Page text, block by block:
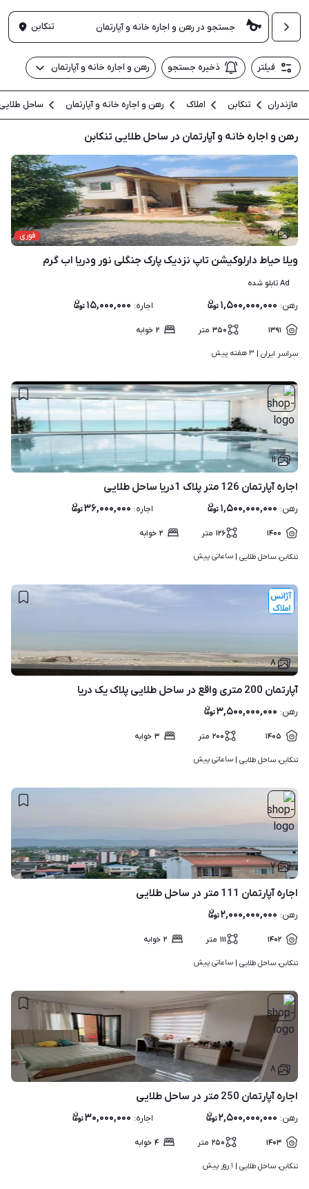
تنکابن
فیلتر ذخیره جستجو رهن و اجاره خانه و آپارتمان
مازندران تنکابن املاک رهن و اجاره خانه و آپارتمان ساحل
رهن و اجاره خانه و آپارتمان در ساحل طلایی تنکابن
فوری ۷
ویلا حیاط دارلوکیشن تاپ نزدیک پارک جنگلی نور ودریا اب گرم
Ad تابلو شده
رهن: ۱,۵۰۰,۰۰۰,۰۰۰ اجاره: ۱۵,۰۰۰,۰۰۰
۱۳۹۱ ۳۵۰ متر ۲ خوابه
سراسر ایران | ۳ هفته پیش
۱۱
اجاره آپارتمان 126 متر پلاک 1دریا ساحل طلایی
رهن: ۱,۵۰۰,۰۰۰,۰۰۰ اجاره: ۳۶,۰۰۰,۰۰۰
۱۴۰۰ ۱۲۶ متر ۲ خوابه
تنکابن، ساحل طلایی | ساعاتی پیش
۸
آپارتمان 200 متری واقع در ساحل طلایی پلاک یک دریا
رهن: ۳,۵۰۰,۰۰۰,۰۰۰
۱۴۰۵ ۲۰۰ متر ۳ خوابه
تنکابن، ساحل طلایی | ساعاتی پیش
۷
اجاره آپارتمان 111 متر در ساحل طلایی
رهن: ۲,۰۰۰,۰۰۰,۰۰۰
۱۴۰۲ ۱۱۱ متر ۲ خوابه
تنکابن، ساحل طلایی | ساعاتی پیش
۸
اجاره آپارتمان 250 متر در ساحل طلایی
رهن: ۲,۵۰۰,۰۰۰,۰۰۰ اجاره: ۳۰,۰۰۰,۰۰۰
۱۴۰۳ ۲۵۰ متر ۴ خوابه
تنکابن، ساحل طلایی | ۱ روز پیش